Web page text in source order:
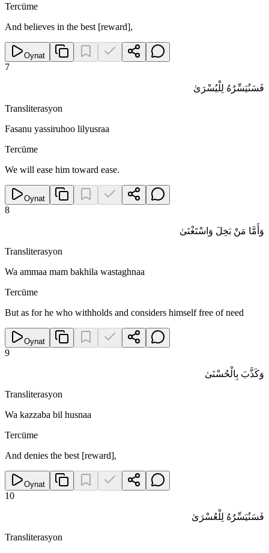
Tercüme
And believes in the best [reward],
Oynat
7
فَسَنُيَسِّرُهُ لِلْيُسْرَىٰ
Transliterasyon
Fasanu yassiruhoo lilyusraa
Tercüme
We will ease him toward ease.
Oynat
8
وَأَمَّا مَنْ بَخِلَ وَاسْتَغْنَىٰ
Transliterasyon
Wa ammaa mam bakhila wastaghnaa
Tercüme
But as for he who withholds and considers himself free of need
Oynat
9
وَكَذَّبَ بِالْحُسْنَىٰ
Transliterasyon
Wa kazzaba bil husnaa
Tercüme
And denies the best [reward],
Oynat
10
فَسَنُيَسِّرُهُ لِلْعُسْرَىٰ
Transliterasyon